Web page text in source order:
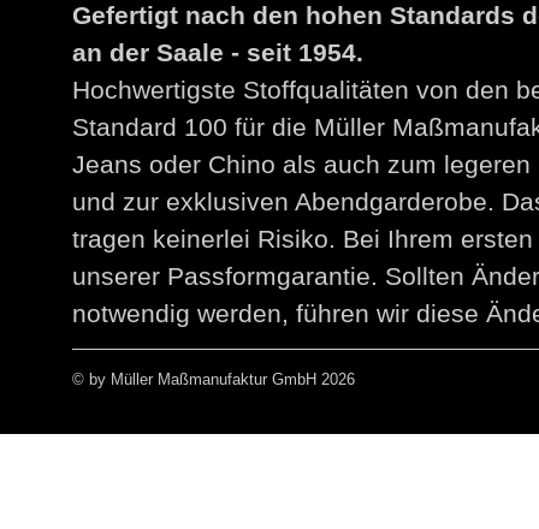
Gefertigt nach den hohen Standards
an der Saale - seit 1954.
Hochwertigste Stoffqualitäten von den
Standard 100 für die Müller
Jeans oder Chino als auch zum
und zur exklusiven Abendgarderobe.
tragen keinerlei Risiko. Bei Ihrem
unserer Passformgarantie. Sollten
notwendig werden, führen wir diese
© by Müller Maßmanufaktur GmbH 2026